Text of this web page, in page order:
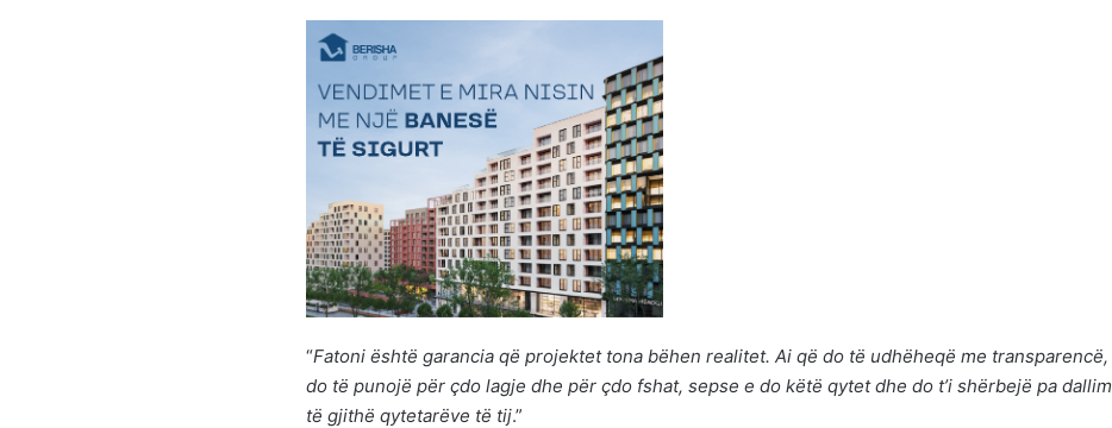
“Fatoni është garancia që projektet tona bëhen realitet. Ai që do të udhëheqë me transparencë,
do të punojë për çdo lagje dhe për çdo fshat, sepse e do këtë qytet dhe do t’i shërbejë pa dallim
të gjithë qytetarëve të tij.”